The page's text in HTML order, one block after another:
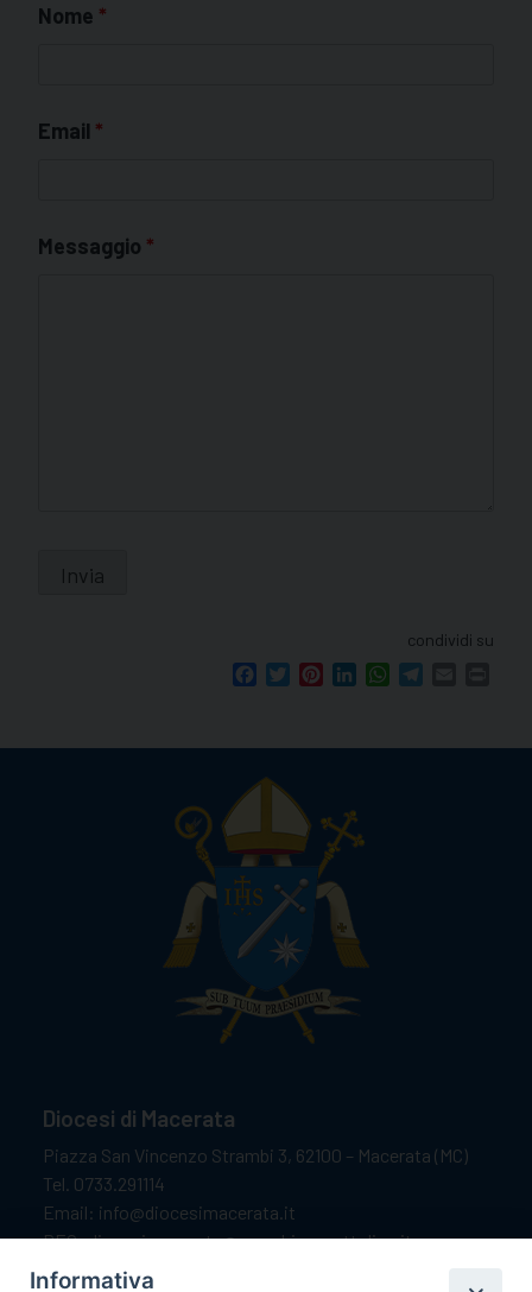
Nome *
Email *
Messaggio *
condividi su
FacebookTwitterPinterestLinkedInWhatsApp
Diocesi di Macerata
Piazza San Vincenzo Strambi 3, 62100 – Macerata (MC)
Tel. 0733.291114
Email: info@diocesimacerata.it
PEC: diocesimacerata@pec.chiesacattolica.it
Comunicazioni urgenti WhatsApp:
Informativa